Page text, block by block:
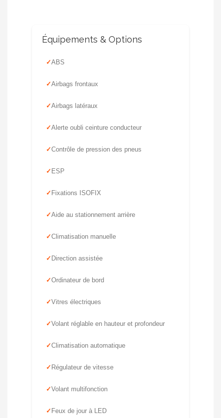
Équipements & Options
ABS
Airbags frontaux
Airbags latéraux
Alerte oubli ceinture conducteur
Contrôle de pression des pneus
ESP
Fixations ISOFIX
Aide au stationnement arrière
Climatisation manuelle
Direction assistée
Ordinateur de bord
Vitres électriques
Volant réglable en hauteur et profondeur
Climatisation automatique
Régulateur de vitesse
Volant multifonction
Feux de jour à LED